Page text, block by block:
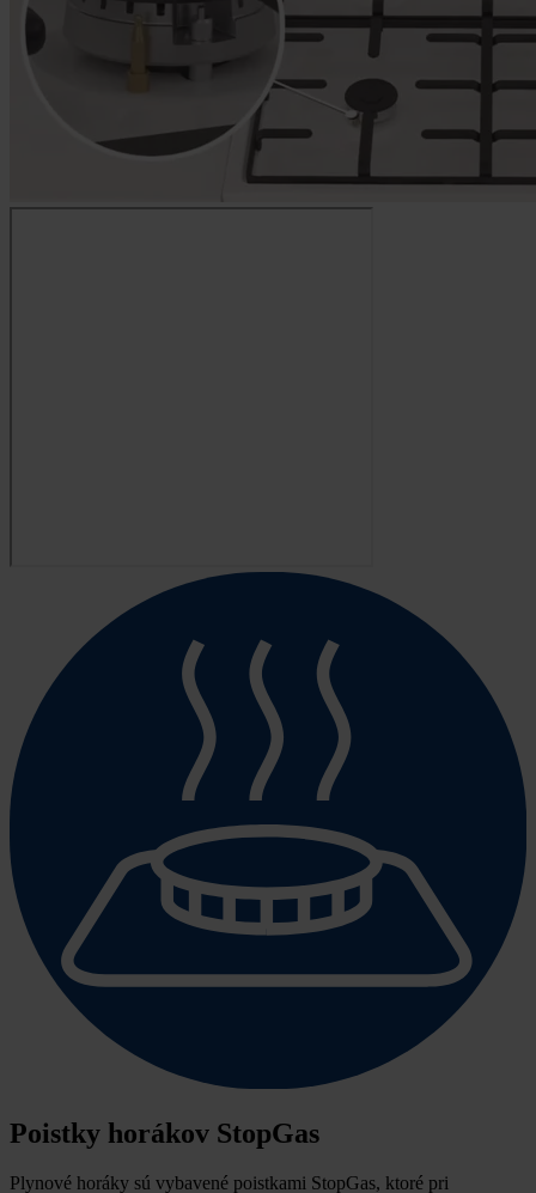
Poistky horákov StopGas
Plynové horáky sú vybavené poistkami StopGas, ktoré pri